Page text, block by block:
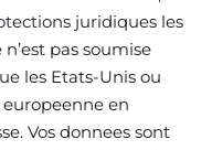
juridiques les
pas soumise
les Etats-Unis ou
en
Vos donnees sont